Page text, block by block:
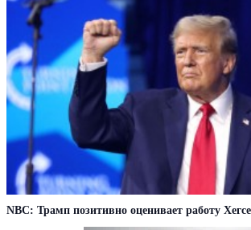
NBC: Трамп позитивно оценивает работу